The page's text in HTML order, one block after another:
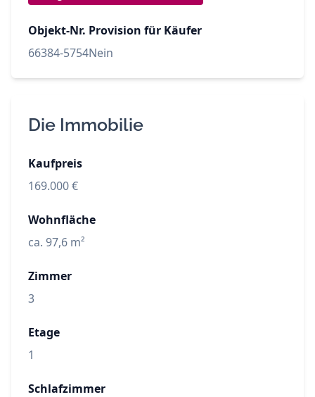
Objekt-Nr.
66384-5754
Provision für Käufer
Nein
Die Immobilie
Kaufpreis
169.000 €
Wohnfläche
ca. 97,6 m²
Zimmer
3
Etage
1
Schlafzimmer